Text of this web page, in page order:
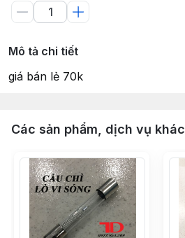
Mô tả chi tiết
giá bán lẻ 70k
Các sản phẩm, dịch vụ khác